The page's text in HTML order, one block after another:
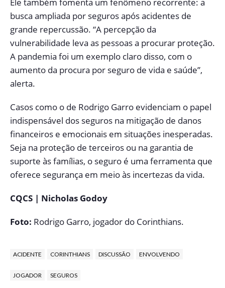
busca ampliada por seguros após acidentes de
grande repercussão. “A percepção da
vulnerabilidade leva as pessoas a procurar proteção.
A pandemia foi um exemplo claro disso, com o
aumento da procura por seguro de vida e saúde”,
alerta.
Casos como o de Rodrigo Garro evidenciam o papel
indispensável dos seguros na mitigação de danos
financeiros e emocionais em situações inesperadas.
Seja na proteção de terceiros ou na garantia de
suporte às famílias, o seguro é uma ferramenta que
oferece segurança em meio às incertezas da vida.
CQCS | Nicholas Godoy
Foto: Rodrigo Garro, jogador do Corinthians.
ACIDENTE CORINTHIANS DISCUSSÃO ENVOLVENDO
JOGADOR SEGUROS